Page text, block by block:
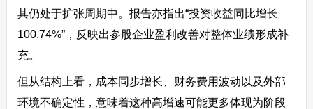
其仍处于扩张周期中。报告亦指出“投资收益同比增长
100.74%”，反映出参股企业盈利改善对整体业绩形成补
充。
但从结构上看，成本同步增长、财务费用波动以及外部
环境不确定性，意味着这种高增速可能更多体现为阶段